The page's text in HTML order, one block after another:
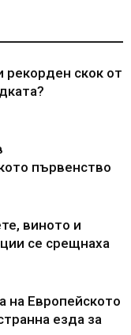
рекорден скок от
първенство
виното и
се срещнаха
на Европейското
езда за